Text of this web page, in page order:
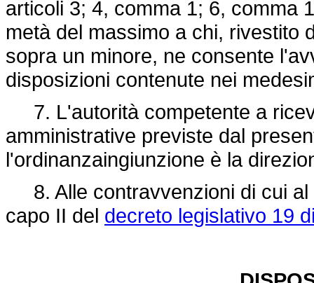
articoli 3; 4, comma 1; 6, comma
metà del massimo a chi, rivestito
sopra un minore, ne consente
disposizioni contenute nei
7. L'autorità competente a
amministrative previste dal
l'ordinanzaingiunzione è la
8. Alle contravvenzioni di cui al
capo II del decreto legislativo 19